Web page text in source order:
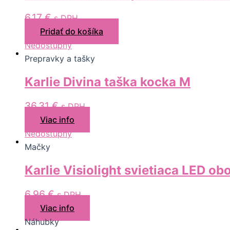
Klietky a vybavenie
Krmítka
6,17€ s DPH
Pridať do košíka
Nedostupný
Prepravky a tašky
Karlie Divina taška kocka M
36,31€ s DPH
Viac info
Nedostupný
Mačky
Karlie Visiolight svietiaca LED
6,96€ s DPH
Viac info
Náhubky